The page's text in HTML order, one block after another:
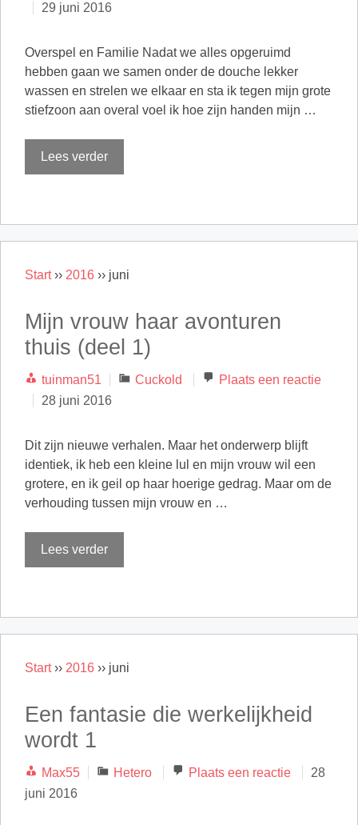
29 juni 2016
Overspel en Familie Nadat we alles opgeruimd
hebben gaan we samen onder de douche lekker
wassen en strelen we elkaar en sta ik tegen mijn grote
stiefzoon aan overal voel ik hoe zijn handen mijn …
Lees verder
Start›› 2016 ›› juni
Mijn vrouw haar avonturen
thuis (deel 1)
tuinman51 Categorieën
Cuckold
Plaats een reactie
28 juni 2016
Dit zijn nieuwe verhalen. Maar het onderwerp blijft
identiek, ik heb een kleine lul en mijn vrouw wil een
grotere, en ik geil op haar hoerige gedrag. Maar om de
verhouding tussen mijn vrouw en …
Lees verder
Start›› 2016 ›› juni
Een fantasie die werkelijkheid
wordt 1
Max55 Categorieën
Hetero Plaats een reactie
28
juni 2016